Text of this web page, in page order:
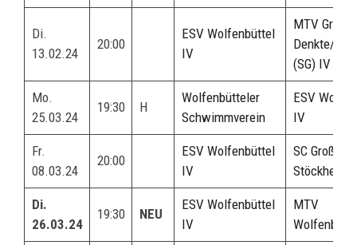
Di.
13.02.24
20:00
ESV Wolfenbüttel
IV
MTV Groß
Denkte/SC
(SG) IV
Mo.
25.03.24
19:30 H
Wolfenbütteler
Schwimmverein
ESV
IV
Fr.
08.03.24
20:00
ESV Wolfenbüttel
IV
SC Groß
Stöckheim
Di.
26.03.24
19:30 NEU
ESV Wolfenbüttel
IV
MTV